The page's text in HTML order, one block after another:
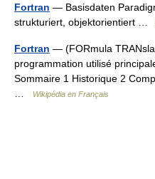
Fortran — Basisdaten
strukturiert, objektorientiert …
Fortran — (FORmula
programmation utilisé
Sommaire 1 Historique 2
Wikipédia en Français